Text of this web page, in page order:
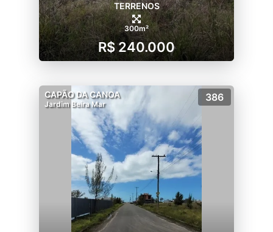
TERRENOS
300m²
R$ 240.000
CAPÃO DA CANOA
Jardim Beira Mar
386